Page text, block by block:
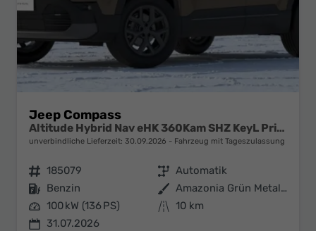
Jeep Compass
Altitude Hybrid Nav eHK 360Kam SHZ KeyL PrivG 18Z
unverbindliche Lieferzeit: 30.09.2026 Fahrzeug mit Tageszulassung
Fahrzeugnr. 185079 Getriebe Automatik
Kraftstoff Benzin Außenfarbe
Amazonia Grün Metallic
Leistung 100 kW (136 PS) Kilometerstand 10 km
31.07.2026